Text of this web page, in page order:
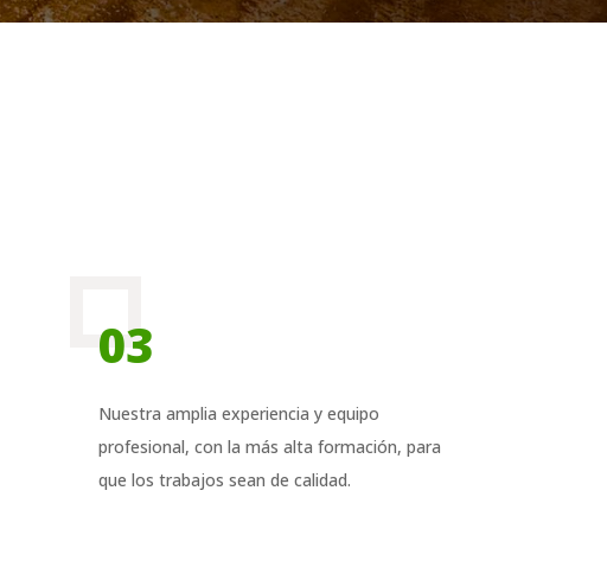
03
Nuestra amplia experiencia y equipo
profesional, con la más alta formación, para
que los trabajos sean de calidad.